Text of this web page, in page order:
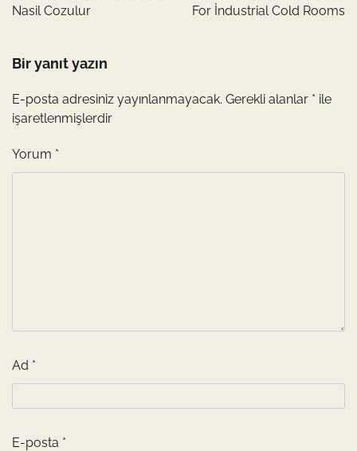
Nasil Cozulur
For İndustrial Cold Rooms
Bir yanıt yazın
E-posta adresiniz yayınlanmayacak. Gerekli alanlar * ile
işaretlenmişlerdir
Yorum *
Ad *
E-posta *